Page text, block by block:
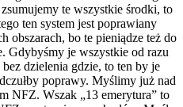
te wszystkie środki, to
ten system jest poprawiany
obszarach, bo te pieniądze też do
Gdybyśmy je wszystkie od razu
dzielenia gdzie, to ten by je
poprawy. Myślimy już nad
NFZ. Wszak „13 emerytura” to